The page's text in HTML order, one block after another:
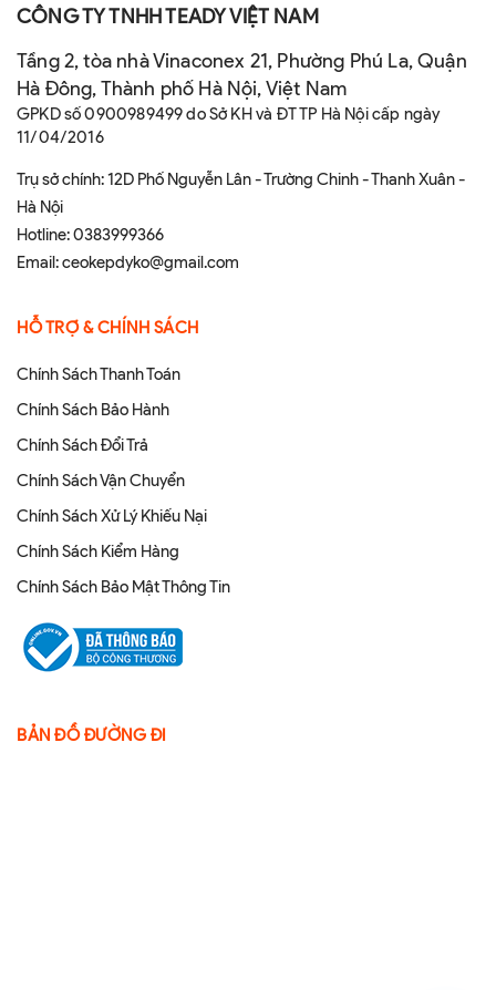
CÔNG TY TNHH TEADY VIỆT NAM
Tầng 2, tòa nhà Vinaconex 21, Phường Phú La, Quận
Hà Đông, Thành phố Hà Nội, Việt Nam
GPKD số 0900989499 do Sở KH và ĐT TP Hà Nội cấp ngày
11/04/2016
Trụ sở chính: 12D Phố Nguyễn Lân - Trường Chinh - Thanh Xuân -
Hà Nội
Hotline:0383999366
Email:ceokepdyko@gmail.com
HỖ TRỢ & CHÍNH SÁCH
Chính Sách Thanh Toán
Chính Sách Bảo Hành
Chính Sách Đổi Trả
Chính Sách Vận Chuyển
Chính Sách Xử Lý Khiếu Nại
Chính Sách Kiểm Hàng
Chính Sách Bảo Mật Thông Tin
BẢN ĐỒ ĐƯỜNG ĐI